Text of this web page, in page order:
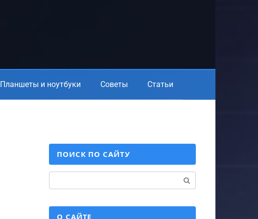
Планшеты и ноутбуки Советы Статьи
ПОИСК ПО САЙТУ
О САЙТЕ